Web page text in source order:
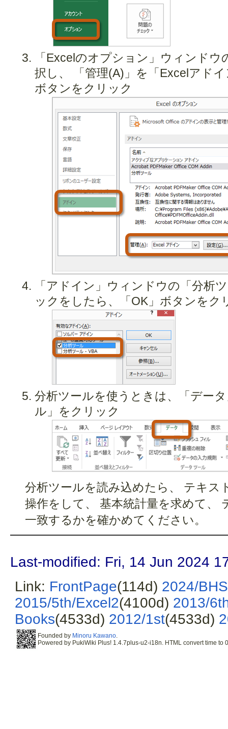
「Excelのオプション」ウィンド
択し、 「管理(A)」を「Excelアド
ボタンをクリック
「アドイン」ウィンドウの「分析
ックをしたら、「OK」ボタンをク
分析ツールを使うときは、「デー
ル」をクリック
分析ツールを読み込めたら、 テキス
操作をして、 基本統計量を求めて、
一致するかを確かめてください。
Last-modified: Fri, 14 Jun 2024
Link: FrontPage(114d) 2024/
2015/5th/Excel2(4100d) 2013/
Books(4533d) 2012/1st(4533d)
Founded by Minoru Kawano.
Powered by PukiWiki Plus! 1.4.7plus-u2-i18n. HTML convert time to